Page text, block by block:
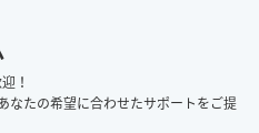
！
なたの希望に合わせたサポートをご提